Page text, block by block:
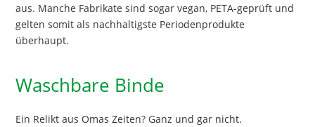
aus. Manche Fabrikate sind sogar vegan, PETA-geprüft und
gelten somit als nachhaltigste Periodenprodukte
überhaupt.
Waschbare Binde
Ein Relikt aus Omas Zeiten? Ganz und gar nicht.